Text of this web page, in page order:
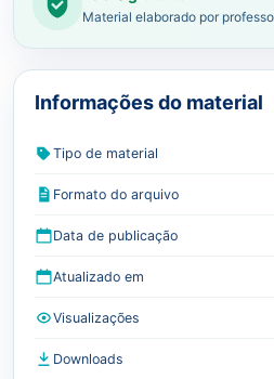
Material elaborado por
Informações do material
Tipo de material
Formato do arquivo
Data de publicação
Atualizado em
Visualizações
Downloads